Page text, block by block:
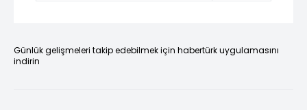
Günlük gelişmeleri takip edebilmek için habertürk uygulamasını
indirin